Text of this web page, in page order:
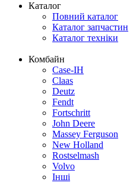
Каталог
Повний каталог
Каталог запчастин
Каталог техніки
Комбайн
Case-IH
Claas
Deutz
Fendt
Fortschritt
John Deere
Massey Ferguson
New Holland
Rostselmash
Volvo
Інші